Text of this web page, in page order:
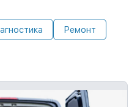
Ремонт